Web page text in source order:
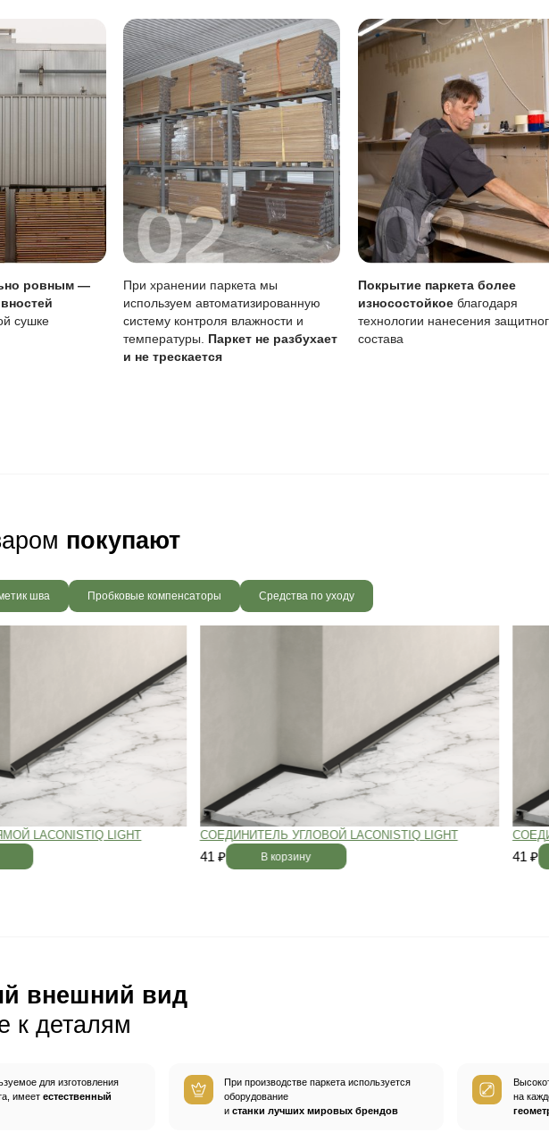
будет радовать вас и через
соблюдению технологии
хранения и обработки
идеально ровным —
и неровностей
камерной сушке
При хранении паркета мы
используем автоматизированную
систему контроля влажности и
температуры.
Паркет не разбухает
и не трескается
товаром покупают